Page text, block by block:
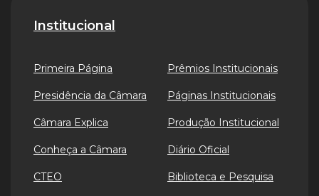
Institucional
Primeira Página
Presidência da Câmara
Câmara Explica
Conheça a Câmara
CTEO
Prêmios Institucionais
Páginas Institucionais
Produção Institucional
Diário Oficial
Biblioteca e Pesquisa